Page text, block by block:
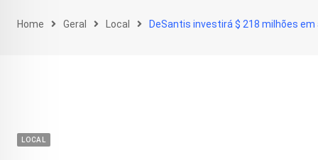
Home Geral Local DeSantis investirá $ 218 milhões
LOCAL